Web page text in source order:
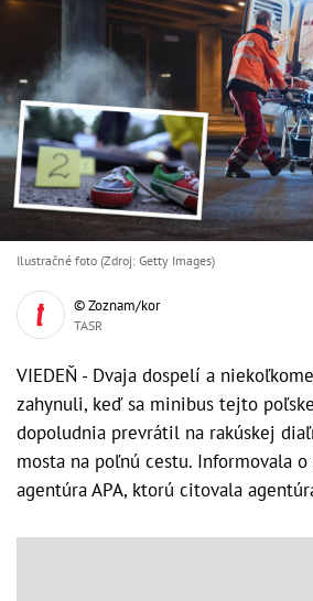
Ilustračné foto (Zdroj: Getty Images)
© Zoznam/kor
TASR
VIEDEŇ - Dvaja dospelí a
zahynuli, keď sa minibus tejto
dopoludnia prevrátil na rakúskej
mosta na poľnú cestu. Informovala
agentúra APA, ktorú citovala